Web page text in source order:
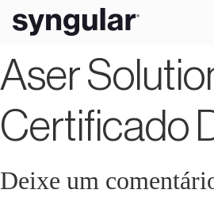
Aser
Certificado
Deixe um